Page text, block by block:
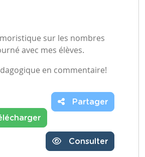
sur les nombres
avec mes élèves.
en commentaire!
Partager
Consulter